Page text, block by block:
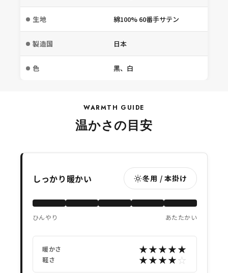
生地 綿100% 60番手サテン
製造国 日本
色 黒、白
WARMTH GUIDE
温かさの目安
しっかり暖かい 冬用 / 本掛け
ひんやり あたたかい
暖かさ ★★★★★
軽さ ★★★★☆